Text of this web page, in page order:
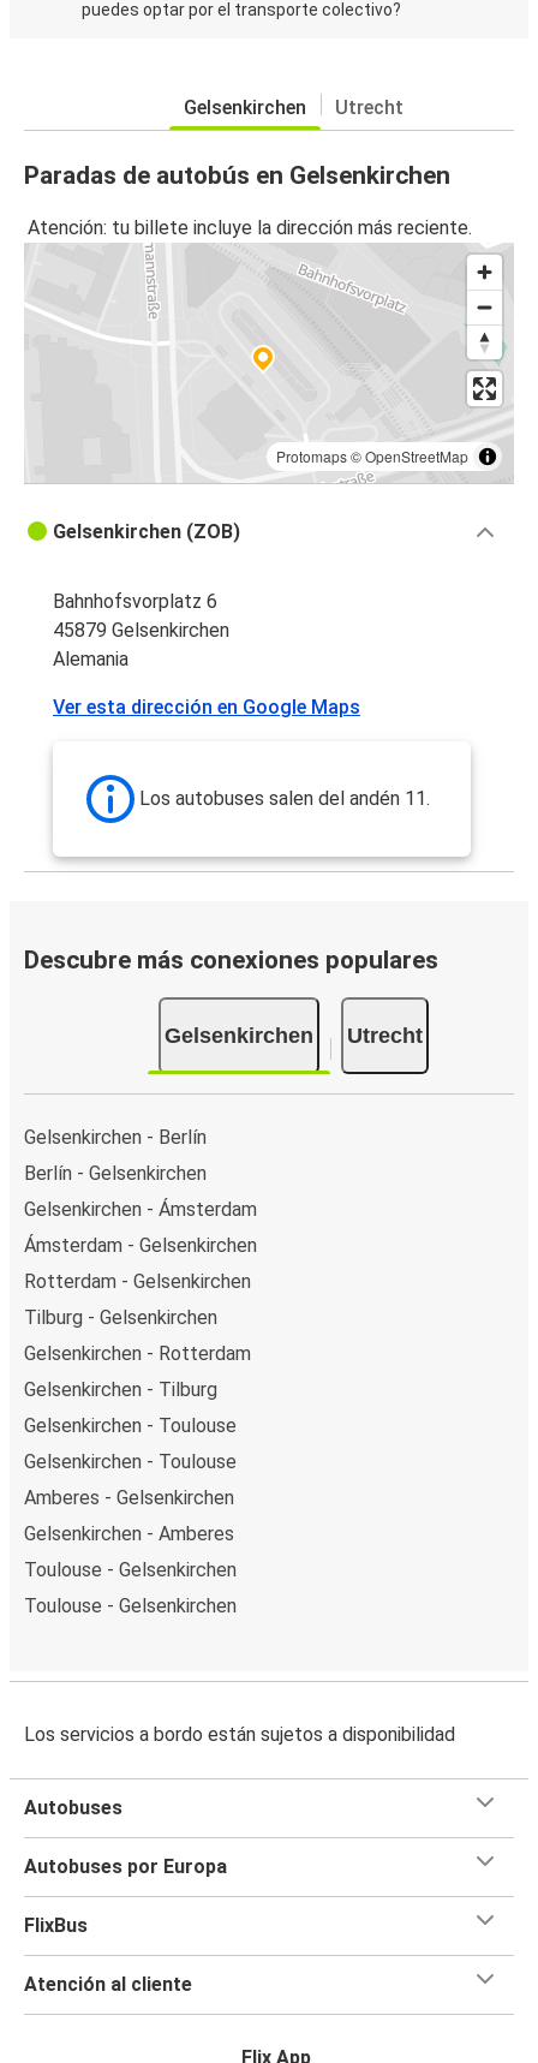
puedes optar por el transporte colectivo?
Gelsenkirchen Utrecht
Paradas de autobús en Gelsenkirchen
Atención: tu billete incluye la dirección más reciente.
Protomaps©OpenStreetMap
Gelsenkirchen (ZOB)
Bahnhofsvorplatz 6
45879 Gelsenkirchen
Alemania
Ver esta dirección en Google Maps
Los autobuses salen del andén 11.
Descubre más conexiones populares
Gelsenkirchen Utrecht
Gelsenkirchen - Berlín
Berlín - Gelsenkirchen
Gelsenkirchen - Ámsterdam
Ámsterdam - Gelsenkirchen
Rotterdam - Gelsenkirchen
Tilburg - Gelsenkirchen
Gelsenkirchen - Rotterdam
Gelsenkirchen - Tilburg
Gelsenkirchen - Toulouse
Gelsenkirchen - Toulouse
Amberes - Gelsenkirchen
Gelsenkirchen - Amberes
Toulouse - Gelsenkirchen
Toulouse - Gelsenkirchen
Los servicios a bordo están sujetos a disponibilidad
Autobuses
Autobuses por Europa
FlixBus
Atención al cliente
Flix App